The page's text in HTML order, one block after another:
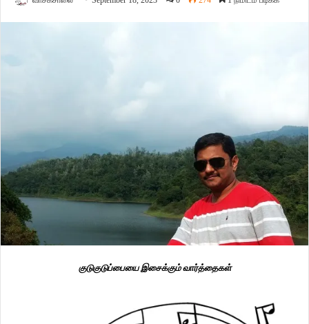
குடுகுடுப்பையை இசைக்கும் வார்த்தைகள்